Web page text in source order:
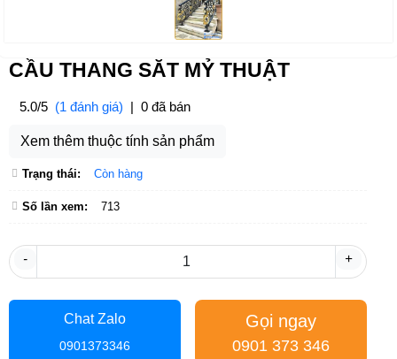
CẦU THANG SĂT MỶ THUẬT
5.0/5 (1 đánh giá) | 0 đã bán
Xem thêm thuộc tính sản phẩm
Trạng thái: Còn hàng
Số lần xem: 713
- +
Chat Zalo
0901373346
Gọi ngay
0901 373 346